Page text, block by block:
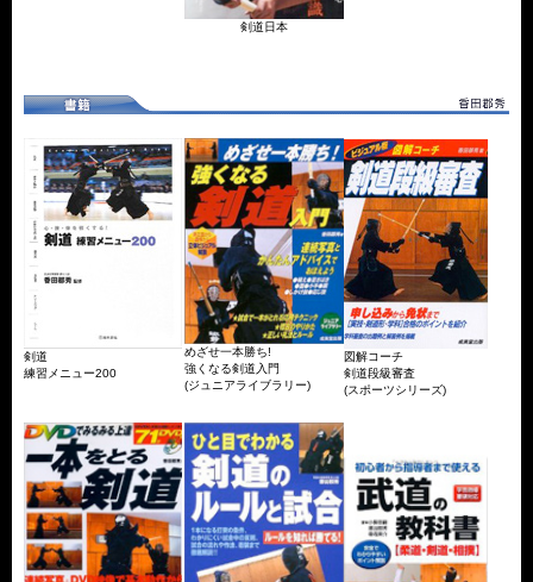
剣道日本
剣道
練習メニュー200
めざせ一本勝ち!
強くなる剣道入門
(ジュニアライブラリー)
図解コーチ
剣道段級審査
(スポーツシリーズ)